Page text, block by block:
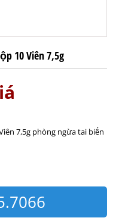
10 Viên 7,5g
7,5g phòng ngừa tai biến